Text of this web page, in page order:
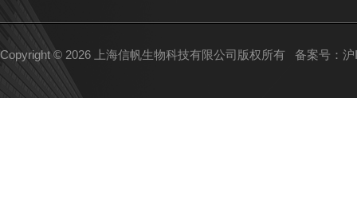
Copyright © 2026 上海信帆生物科技有限公司版权所有 备案号：